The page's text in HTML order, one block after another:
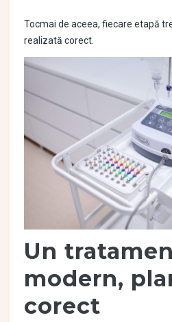
Tocmai de aceea, fiecare etapă
realizată corect.
Un
modern,
corect